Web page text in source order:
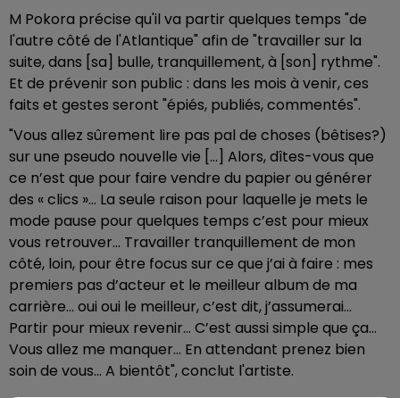
M Pokora précise qu'il va partir quelques temps "de
l'autre côté de l'Atlantique" afin de "travailler sur la
suite, dans [sa] bulle, tranquillement, à [son] rythme".
Et de prévenir son public : dans les mois à venir, ces
faits et gestes seront "épiés, publiés, commentés".
"Vous allez sûrement lire pas pal de choses (bêtises?)
sur une pseudo nouvelle vie [...] Alors, dîtes-vous que
ce n’est que pour faire vendre du papier ou générer
des « clics »... La seule raison pour laquelle je mets le
mode pause pour quelques temps c’est pour mieux
vous retrouver... Travailler tranquillement de mon
côté, loin, pour être focus sur ce que j’ai à faire : mes
premiers pas d’acteur et le meilleur album de ma
carrière... oui oui le meilleur, c’est dit, j’assumerai...
Partir pour mieux revenir... C’est aussi simple que ça...
Vous allez me manquer... En attendant prenez bien
soin de vous... A bientôt", conclut l'artiste.